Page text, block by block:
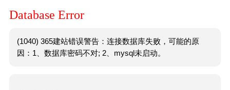
Database Error
(1040) 365建站错误警告：连接数据库失败，可能的原
因：1、数据库密码不对; 2、mysql未启动。